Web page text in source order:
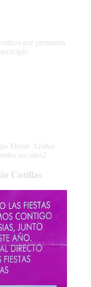
por presuntos
Monte Azahar
sociales2
Cotillas